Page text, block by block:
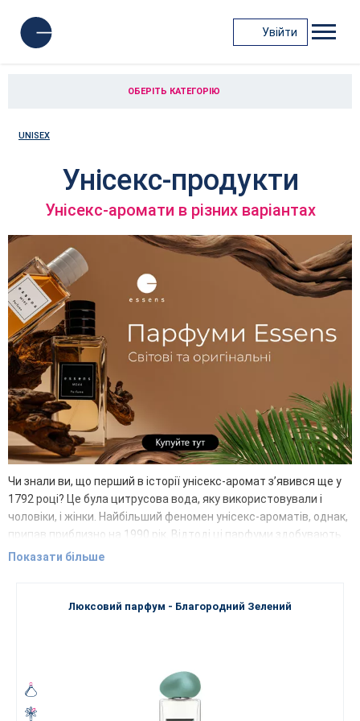
Увійти
ОБЕРІТЬ КАТЕГОРІЮ
UNISEX
Унісекс-продукти
Унісекс-аромати в різних варіантах
Чи знали ви, що перший в історії унісекс-аромат з’явився ще у
1792 році? Це була цитрусова вода, яку використовували і
чоловіки, і жінки. Найбільший феномен унісекс-ароматів, однак,
припав приблизно на 1990 рік. Відтоді ці парфуми здобувають
дедалі більшу популярність завдяки своїй нейтральності та
незалежно від того, хто ви є. Тут немає меж і визначень, кому
Найякісніший склад цих вишуканих ароматів здатен точно
відобразити вашу неповторну особистість, настрій чи життєву
Показати більше
Люксовий парфум - Благородний Зелений